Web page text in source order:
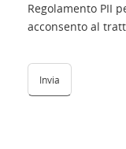
Regolamento PII
acconsento al